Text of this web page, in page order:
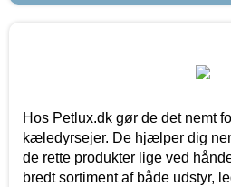
Hos Petlux.dk gør de det nemt
kæledyrsejer. De hjælper dig
de rette produkter lige ved
bredt sortiment af både udstyr,